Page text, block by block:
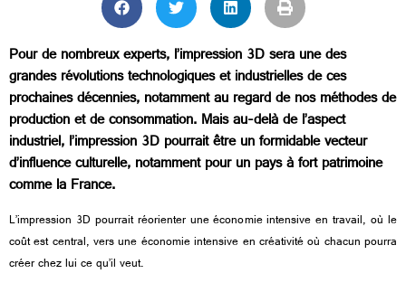
Pour de nombreux experts, l’impression 3D sera une des
grandes révolutions technologiques et industrielles de ces
prochaines décennies, notamment au regard de nos méthodes de
production et de consommation. Mais au-delà de l’aspect
industriel, l’impression 3D pourrait être un formidable vecteur
d’influence culturelle, notamment pour un pays à fort patrimoine
comme la France.
L’impression 3D pourrait réorienter une économie intensive en travail, où le
coût est central, vers une économie intensive en créativité où chacun pourra
créer chez lui ce qu’il veut.